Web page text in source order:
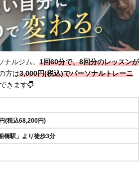
ルジム。 1回60分で、8回分のレッスンが
方は3,000円(税込)でパーソナルトレーニ
きます
(税込68,200円)
橋駅」より徒歩3分